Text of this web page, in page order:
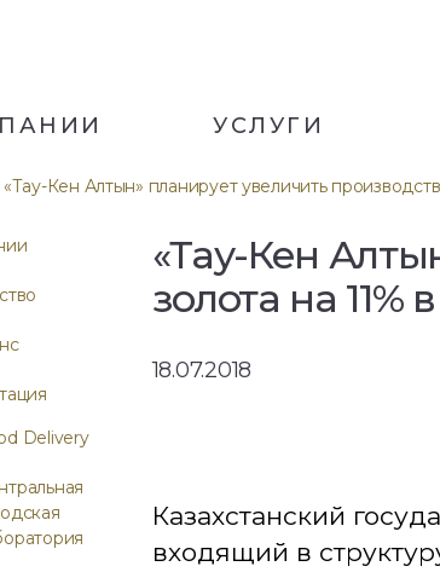
УСЛУГИ
«Тау-Кен Алтын» планирует увеличить
Delivery
«Тау-Кен
золота на 11%
18.07.2018
Казахстанский
входящий в